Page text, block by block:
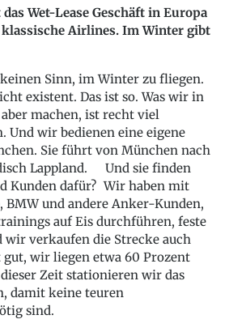
Wet-Lease Geschäft in Europa
Airlines. Im Winter gibt
Sinn, im Winter zu fliegen.
existent. Das ist so. Was wir in
machen, ist recht viel
Und wir bedienen eine eigene
Sie führt von München nach
Lappland. Und sie finden
Kunden dafür? Wir haben mit
BMW und andere Anker-Kunden,
auf Eis durchführen, feste
wir verkaufen die Strecke auch
gut, wir liegen etwa 60 Prozent
Zeit stationieren wir das
damit keine teuren
sind.